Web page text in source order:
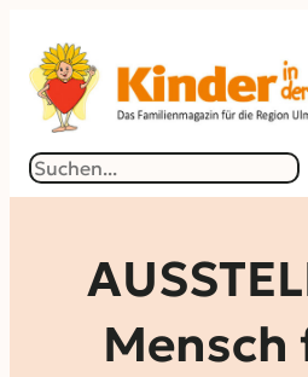
Inhalt
springen
Suchen